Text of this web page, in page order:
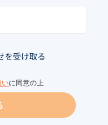
を受け取る
いに同意の上